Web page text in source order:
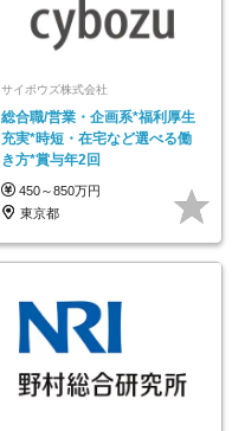
サイボウズ株式会社
総合職/営業・企画系*福利厚生
充実*時短・在宅など選べる働
き方*賞与年2回
450～850万円
東京都